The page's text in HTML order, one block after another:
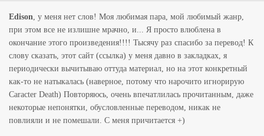
Edison, у меня нет слов! Моя любимая пара, мой любимый жанр,
при этом все не излишне мрачно, и... Я просто влюблена в
окончание этого произведения!!!! Тысячу раз спасибо за перевод! К
слову сказать, этот сайт (ссылка) у меня давно в закладках, я
периодически вычитываю оттуда материал, но на этот конкретный
как-то не натыкалась (наверное, потому что нарочито игнорирую
Caracter Death) Повторяюсь, очень впечатлилась прочитанным, даже
некоторые непонятки, обусловленные переводом, никак не
повлияли и не помешали. С меня причитается +)